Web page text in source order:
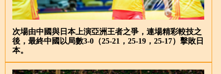
次場由中國與日本上演亞洲王者之爭，連場精彩較技之
後，最終中國以局數3-0（25-21，25-19，25-17）擊敗日
本。